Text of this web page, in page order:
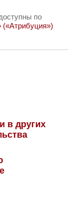
по
(«Атрибуция»)
в других